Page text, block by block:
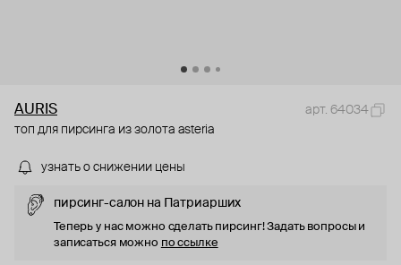
AURIS
арт. 64034
топ для пирсинга из золота asteria
узнать о снижении цены
пирсинг-салон на Патриарших
Теперь у нас можно сделать пирсинг! Задать вопросы и
записаться можно по ссылке